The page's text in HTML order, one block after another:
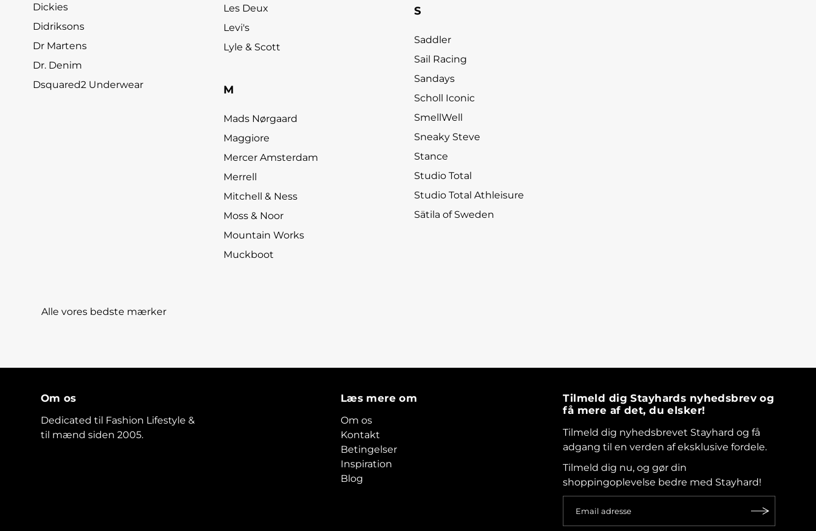
Dickies
Didriksons
Dr Martens
Dr. Denim
Dsquared2 Underwear
Les Deux
Levi's
Lyle & Scott
M
Mads Nørgaard
Maggiore
Mercer Amsterdam
Merrell
Mitchell & Ness
Moss & Noor
Mountain Works
Muckboot
S
Saddler
Sail Racing
Sandays
Scholl Iconic
SmellWell
Sneaky Steve
Stance
Studio Total
Studio Total Athleisure
Sätila of Sweden
Alle vores bedste mærker
Om os
Dedicated til Fashion Lifestyle &
til mænd siden 2005.
Læs mere om
Om os
Kontakt
Betingelser
Inspiration
Blog
Tilmeld dig Stayhards nyhedsbrev og
få mere af det, du elsker!
Tilmeld dig nyhedsbrevet Stayhard og få
adgang til en verden af eksklusive fordele.
Tilmeld dig nu, og gør din
shoppingoplevelse bedre med Stayhard!